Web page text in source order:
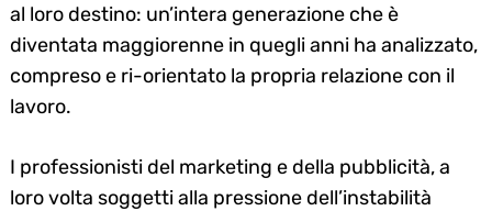
al loro destino: un’intera generazione che è
diventata maggiorenne in quegli anni ha analizzato,
compreso e ri-orientato la propria relazione con il
lavoro.
I professionisti del marketing e della pubblicità, a
loro volta soggetti alla pressione dell’instabilità